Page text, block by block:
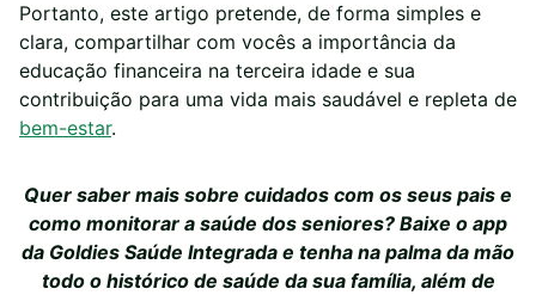
Portanto, este artigo pretende, de forma simples e
clara, compartilhar com vocês a importância da
educação financeira na terceira idade e sua
contribuição para uma vida mais saudável e repleta de
bem-estar.
Quer saber mais sobre cuidados com os seus pais e
como monitorar a saúde dos seniores? Baixe o app
da Goldies Saúde Integrada e tenha na palma da mão
todo o histórico de saúde da sua família, além de